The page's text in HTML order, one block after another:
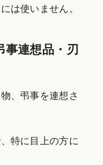
は使いません。
事連想品・刃
、弔事を連想さ
特に目上の方に